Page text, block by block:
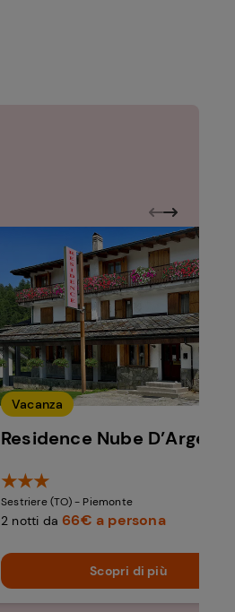
Vacanza
Residence Nube D’Argento​
★★★
Sestriere (TO) - Piemonte ​
2 notti da66€ a persona
Scopri di più